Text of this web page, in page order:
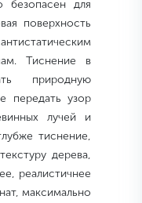
безопасен для
поверхность
Тиснение в
природную
передать узор
лучей и
тиснение,
дерева,
реалистичнее
максимально